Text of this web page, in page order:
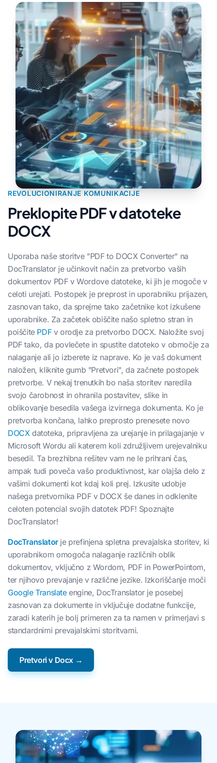
REVOLUCIONIRANJE KOMUNIKACIJE
Preklopite PDF v datoteke
DOCX
Uporaba naše storitve "PDF to DOCX Converter" na
DocTranslator je učinkovit način za pretvorbo vaših
dokumentov PDF v Wordove datoteke, ki jih je mogoče v
celoti urejati. Postopek je preprost in uporabniku prijazen,
zasnovan tako, da sprejme tako začetnike kot izkušene
uporabnike. Za začetek obiščite našo spletno stran in
poiščite PDFv orodje za pretvorbo DOCX. Naložite svoj
PDF tako, da povlečete in spustite datoteko v območje za
nalaganje ali jo izberete iz naprave. Ko je vaš dokument
naložen, kliknite gumb "Pretvori", da začnete postopek
pretvorbe. V nekaj trenutkih bo naša storitev naredila
svojo čarobnost in ohranila postavitev, slike in
oblikovanje besedila vašega izvirnega dokumenta. Ko je
pretvorba končana, lahko preprosto prenesete novo
DOCXdatoteka, pripravljena za urejanje in prilagajanje v
Microsoft Wordu ali katerem koli združljivem urejevalniku
besedil. Ta brezhibna rešitev vam ne le prihrani čas,
ampak tudi poveča vašo produktivnost, kar olajša delo z
vašimi dokumenti kot kdaj koli prej. Izkusite udobje
našega pretvornika PDF v DOCX še danes in odklenite
celoten potencial svojih datotek PDF! Spoznajte
DocTranslator!
DocTranslatorje prefinjena spletna prevajalska storitev, ki
uporabnikom omogoča nalaganje različnih oblik
dokumentov, vključno z Wordom, PDF in PowerPointom,
ter njihovo prevajanje v različne jezike. Izkoriščanje moči
Google Translateengine, DocTranslator je posebej
zasnovan za dokumente in vključuje dodatne funkcije,
zaradi katerih je bolj primeren za ta namen v primerjavi s
standardnimi prevajalskimi storitvami.
Pretvori v Docx →